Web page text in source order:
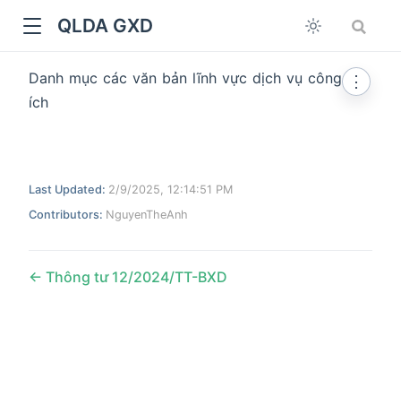
QLDA GXD
Danh mục các văn bản lĩnh vực dịch vụ công
ích
⋮
Last Updated: 2/9/2025, 12:14:51 PM
Contributors: NguyenTheAnh
Thông tư 12/2024/TT-BXD